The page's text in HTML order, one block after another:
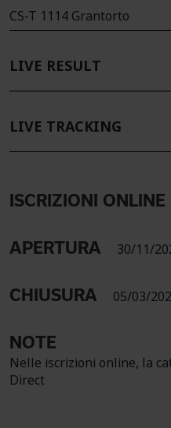
CS-T 1114 Grantorto
LIVE RESULT
LIVE TRACKING
ISCRIZIONI ONLINE
APERTURA 30/11/
CHIUSURA 05/03/
NOTE
Nelle iscrizioni online, la
Direct